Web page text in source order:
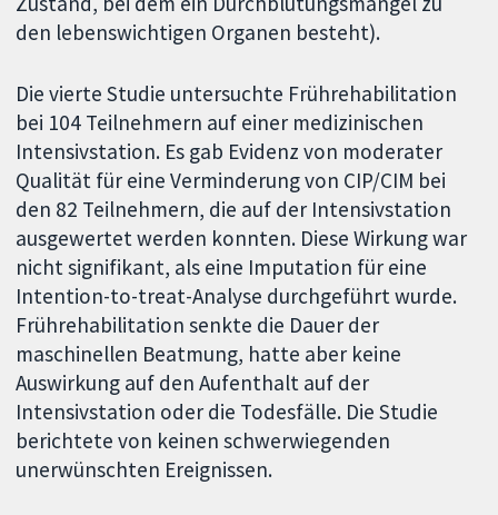
den lebenswichtigen Organen besteht).
Die vierte Studie untersuchte Frührehabilitation
bei 104 Teilnehmern auf einer medizinischen
Intensivstation. Es gab Evidenz von moderater
Qualität für eine Verminderung von CIP/CIM bei
den 82 Teilnehmern, die auf der Intensivstation
ausgewertet werden konnten. Diese Wirkung war
nicht signifikant, als eine Imputation für eine
Intention-to-treat-Analyse durchgeführt wurde.
Frührehabilitation senkte die Dauer der
maschinellen Beatmung, hatte aber keine
Auswirkung auf den Aufenthalt auf der
Intensivstation oder die Todesfälle. Die Studie
berichtete von keinen schwerwiegenden
unerwünschten Ereignissen.